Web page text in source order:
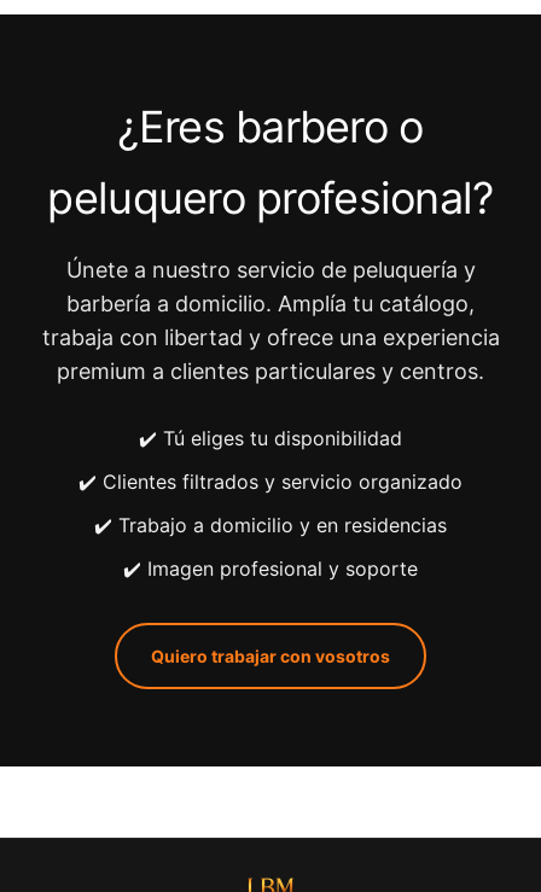
¿Eres barbero o
peluquero profesional?
Únete a nuestro servicio de peluquería y
barbería a domicilio. Amplía tu catálogo,
trabaja con libertad y ofrece una experiencia
premium a clientes particulares y centros.
✔️ Tú eliges tu disponibilidad
✔️ Clientes filtrados y servicio organizado
✔️ Trabajo a domicilio y en residencias
✔️ Imagen profesional y soporte
Quiero trabajar con vosotros